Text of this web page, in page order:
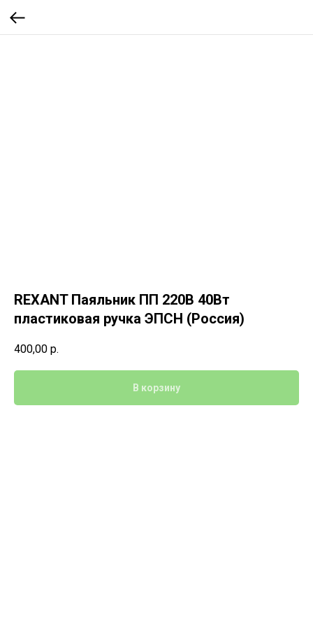
REXANT Паяльник ПП 220В 40Вт
пластиковая ручка ЭПСН (Россия)
400,00 р.
В корзину